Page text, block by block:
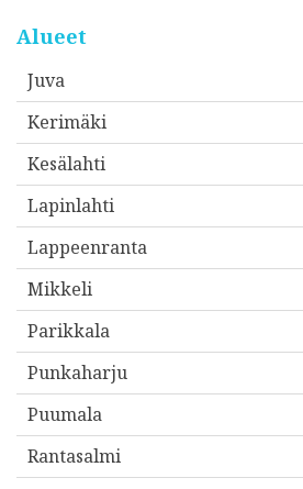
o
t
e
s
Alueet
Juva
Kerimäki
Kesälahti
Lapinlahti
Lappeenranta
Mikkeli
Parikkala
Punkaharju
Puumala
Rantasalmi